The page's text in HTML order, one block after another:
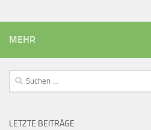
MEHR
Suchen
nach:
LETZTE BEITRÄGE